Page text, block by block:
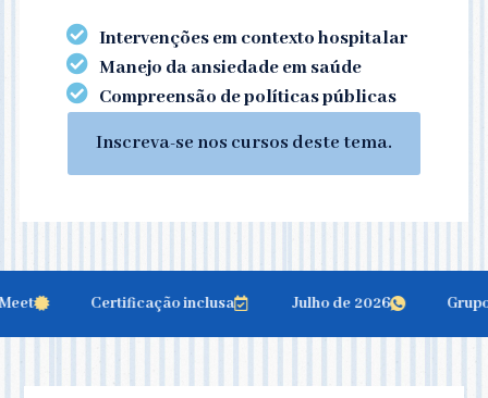
Intervenções em contexto hospitalar
Manejo da ansiedade em saúde
Compreensão de políticas públicas
Inscreva-se nos cursos deste tema.
Certificação inclusa Julho de 2026 Grupo